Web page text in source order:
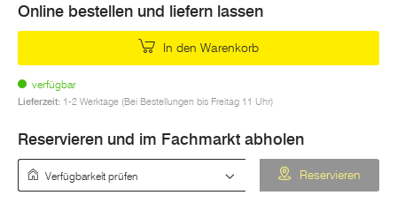
Online bestellen und liefern lassen
In den Warenkorb
verfügbar
Lieferzeit: 1-2 Werktage (Bei Bestellungen bis Freitag 11 Uhr)
Reservieren und im Fachmarkt abholen
Reservieren